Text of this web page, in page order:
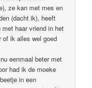
ze kan met mes en
(dacht ik), heeft
haar vriend in het
of ik alles wel goed
eenmaal beter met
had ik de moeke
in een